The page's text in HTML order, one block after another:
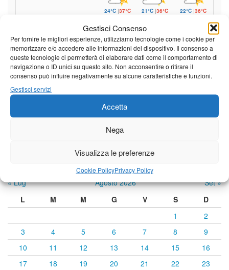
Gestisci Consenso
Per fornire le migliori esperienze, utilizziamo tecnologie come i cookie per
memorizzare e/o accedere alle informazioni del dispositivo. Il consenso a
queste tecnologie ci permetterà di elaborare dati come il comportamento di
navigazione o ID unici su questo sito. Non acconsentire o ritirare il
consenso può influire negativamente su alcune caratteristiche e funzioni.
Gestisci servizi
Accetta
Nega
Visualizza le preferenze
Cookie PolicyPrivacy Policy
24°C|37°C 21°C|36°C 22°C |36°C
24°C|34°C 21°C|34°C 22°C|34°C
Castelnuovo Garfagnana
24°C|34°C 22°C|35°C 22°C|34°C
Previsioni a cura di:
Calendario eventi
« Lug Agosto 2026
Set »
L
M M G V S
D
1
2
3
4 5 6 7 8
9
10
11 12 13 14 15
16
17
18 19 20 21 22
23